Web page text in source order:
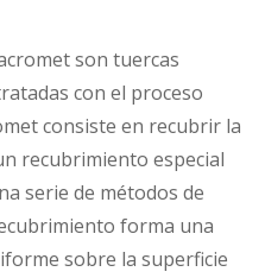
son tuercas
con el proceso
consiste en recubrir la
recubrimiento especial
serie de métodos de
forma una
sobre la superficie